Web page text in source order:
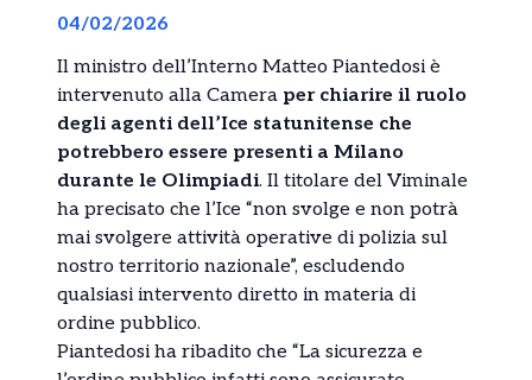
04/02/2026
Il ministro dell’Interno Matteo Piantedosi è
intervenuto alla Camera per chiarire il ruolo
degli agenti dell’Ice statunitense che
potrebbero essere presenti a Milano
durante le Olimpiadi. Il titolare del Viminale
ha precisato che l’Ice “non svolge e non potrà
mai svolgere attività operative di polizia sul
nostro territorio nazionale”, escludendo
qualsiasi intervento diretto in materia di
ordine pubblico.
Piantedosi ha ribadito che “La sicurezza e